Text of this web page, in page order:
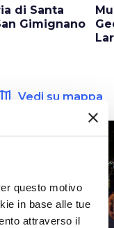
questo motivo
in base alle tue
attraverso il
di Santa
Gimignano
Vedi su mappa
favorite_border